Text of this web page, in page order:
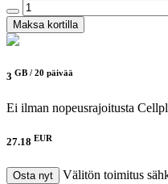
Maksa kortilla
3 GB / 20 päivää
Ei ilman nopeusrajoitusta
27.18 EUR
Osta nyt
Välitön toimitus